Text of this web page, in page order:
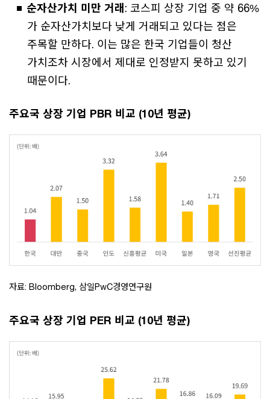
순자산가치 미만 거래 : 코스피 상장 기업 중 약 66%
가 순자산가치보다 낮게 거래되고 있다는 점은
주목할 만하다. 이는 많은 한국 기업들이 청산
가치조차 시장에서 제대로 인정받지 못하고 있기
때문이다.
주요국 상장 기업 PBR 비교 (10년 평균)
자료: Bloomberg, 삼일PwC경영연구원
주요국 상장 기업 PER 비교 (10년 평균)